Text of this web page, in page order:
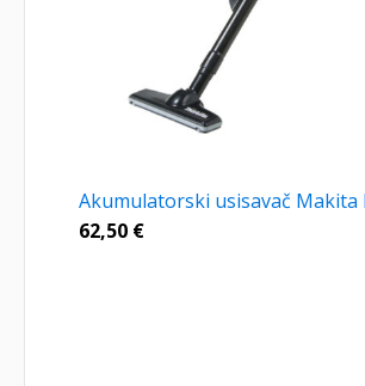
Akumulatorski usisavač Makita
62,50 €